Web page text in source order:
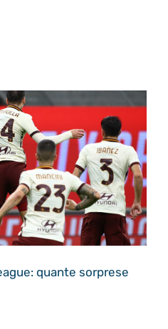
quante sorprese